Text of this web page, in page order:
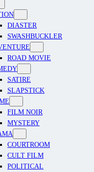
DIASTER
SWASHBUCKLER
ROAD MOVIE
SATIRE
SLAPSTICK
FILM NOIR
MYSTERY
COURTROOM
CULT FILM
POLITICAL